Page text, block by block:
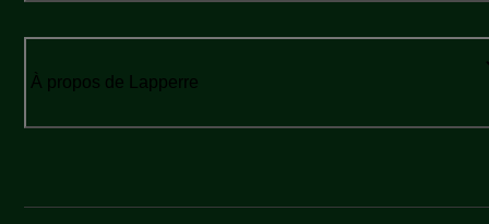
À propos de Lapperre